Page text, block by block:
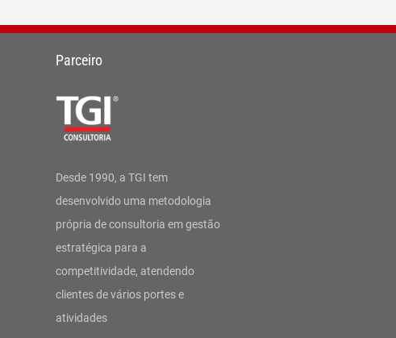
Parceiro
Desde 1990, a TGI tem
desenvolvido uma metodologia
própria de consultoria em gestão
estratégica para a
competitividade, atendendo
clientes de vários portes e
atividades